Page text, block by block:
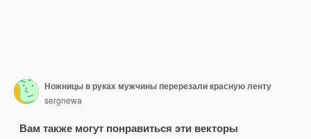
Ножницы в руках мужчины перерезали красную ленту
sergnewa
Вам также могут понравиться эти векторы